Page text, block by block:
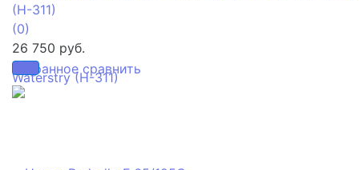
избранное сравнить
(H-311)
(0)
26 750 руб.